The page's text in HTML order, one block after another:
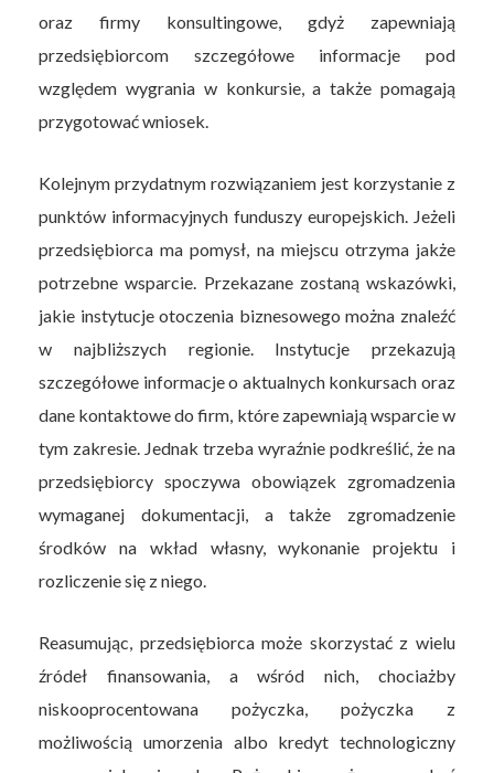
oraz firmy konsultingowe, gdyż zapewniają
przedsiębiorcom szczegółowe informacje pod
względem wygrania w konkursie, a także pomagają
przygotować wniosek.
Kolejnym przydatnym rozwiązaniem jest korzystanie z
punktów informacyjnych funduszy europejskich. Jeżeli
przedsiębiorca ma pomysł, na miejscu otrzyma jakże
potrzebne wsparcie. Przekazane zostaną wskazówki,
jakie instytucje otoczenia biznesowego można znaleźć
w najbliższych regionie. Instytucje przekazują
szczegółowe informacje o aktualnych konkursach oraz
dane kontaktowe do firm, które zapewniają wsparcie w
tym zakresie. Jednak trzeba wyraźnie podkreślić, że na
przedsiębiorcy spoczywa obowiązek zgromadzenia
wymaganej dokumentacji, a także zgromadzenie
środków na wkład własny, wykonanie projektu i
rozliczenie się z niego.
Reasumując, przedsiębiorca może skorzystać z wielu
źródeł finansowania, a wśród nich, chociażby
niskooprocentowana pożyczka, pożyczka z
możliwością umorzenia albo kredyt technologiczny